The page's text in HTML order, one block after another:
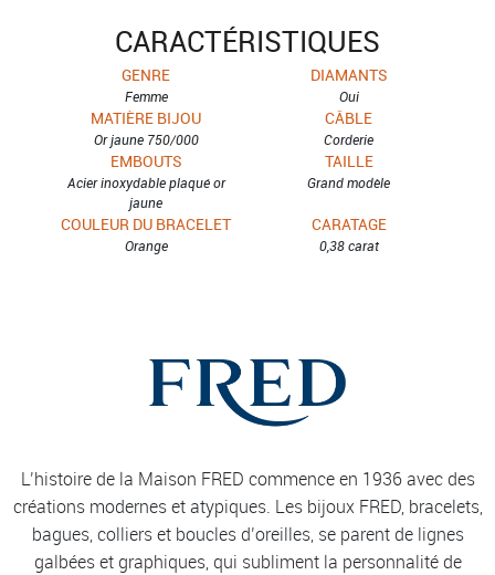
CARACTÉRISTIQUES
GENRE
Femme
DIAMANTS
Oui
MATIÈRE BIJOU
Or jaune 750/000
CÂBLE
Corderie
EMBOUTS
Acier inoxydable plaqué or
jaune
TAILLE
Grand modèle
COULEUR DU BRACELET
Orange
CARATAGE
0,38 carat
L’histoire de la Maison FRED commence en 1936 avec des
créations modernes et atypiques. Les bijoux FRED, bracelets,
bagues, colliers et boucles d’oreilles, se parent de lignes
galbées et graphiques, qui subliment la personnalité de